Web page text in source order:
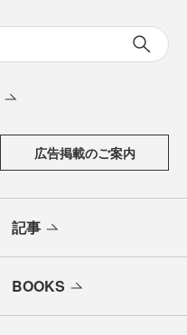
広告掲載のご案内
記事
BOOKS